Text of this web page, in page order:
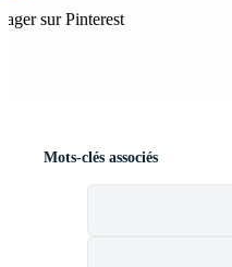
sur Pinterest
Mots-clés associés